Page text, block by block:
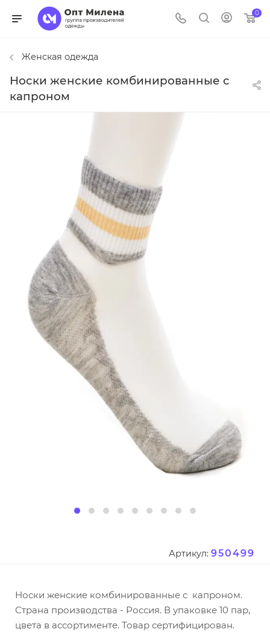
0
Женская одежда
Носки женские комбинированные с
капроном
Артикул: 950499
Носки женские комбинированные с капроном.
Страна производства - Россия. В упаковке 10 пар,
цвета в ассортименте. Товар сертифицирован.